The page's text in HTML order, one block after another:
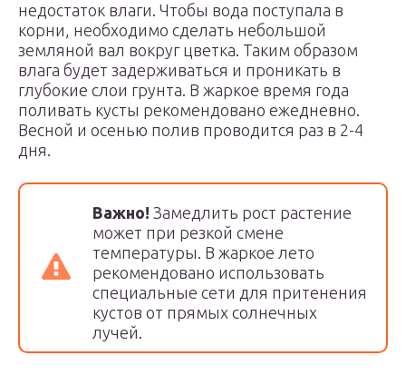
недостаток влаги. Чтобы вода поступала в
корни, необходимо сделать небольшой
земляной вал вокруг цветка. Таким образом
влага будет задерживаться и проникать в
глубокие слои грунта. В жаркое время года
поливать кусты рекомендовано ежедневно.
Весной и осенью полив проводится раз в 2-4
дня.
Важно! Замедлить рост растение
может при резкой смене
температуры. В жаркое лето
рекомендовано использовать
специальные сети для притенения
кустов от прямых солнечных
лучей.